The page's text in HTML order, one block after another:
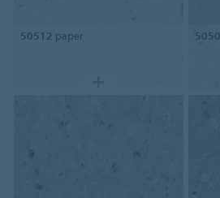
50512 paper